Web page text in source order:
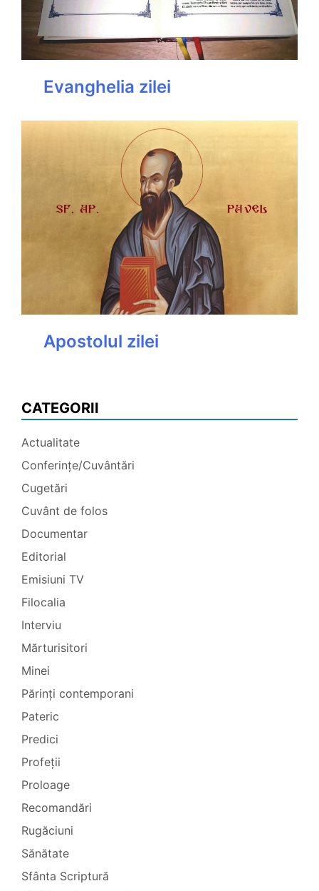
Evanghelia zilei
Apostolul zilei
CATEGORII
Actualitate
Conferințe/Cuvântări
Cugetări
Cuvânt de folos
Documentar
Editorial
Emisiuni TV
Filocalia
Interviu
Mărturisitori
Minei
Părinți contemporani
Pateric
Predici
Profeții
Proloage
Recomandări
Rugăciuni
Sănătate
Sfânta Scriptură